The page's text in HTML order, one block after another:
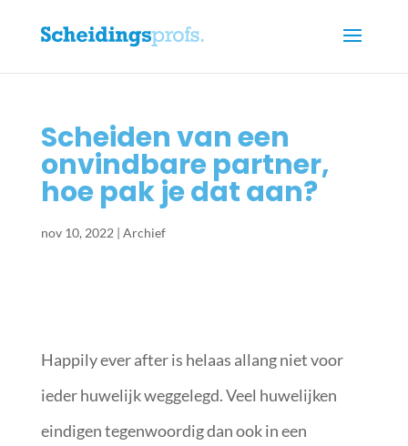
Scheiden van een
onvindbare partner,
hoe pak je dat aan?
nov 10, 2022 | Archief
Happily ever after is helaas allang niet voor
ieder huwelijk weggelegd. Veel huwelijken
eindigen tegenwoordig dan ook in een